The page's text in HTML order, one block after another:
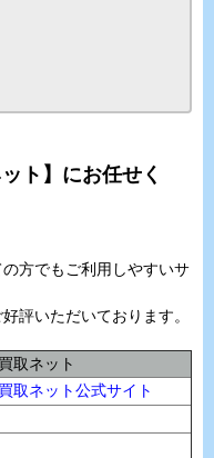
ト】にお任せく
方でもご利用しやすいサ
評いただいております。
取ネット
取ネット公式サイト